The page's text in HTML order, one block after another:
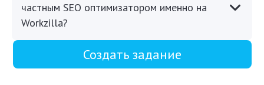
частным SEO оптимизатором именно на
Workzilla?
Создать задание